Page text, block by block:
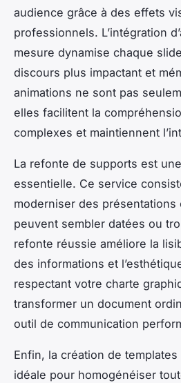
audience grâce à des effets
professionnels. L’intégration
mesure dynamise chaque
discours plus impactant et
animations ne sont pas
elles facilitent la
complexes et maintiennent
La refonte de supports est
essentielle. Ce service
moderniser des présentations
peuvent sembler datées ou
refonte réussie améliore la
des informations et
respectant votre charte
transformer un document
outil de communication
Enfin, la création de
idéale pour homogénéiser